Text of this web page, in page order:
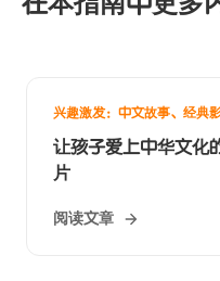
在本指南中更多
兴趣激发：中文故事、经典
让孩子爱上中华文化
片
阅读文章